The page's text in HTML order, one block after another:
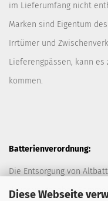
Diese Webseite
im Lieferumfang nicht
Marken sind Eigentum
Irrtümer und
Lieferengpässen, kann
kommen.
Batterienverordnung:
Die Entsorgung von
davor vorgesehen